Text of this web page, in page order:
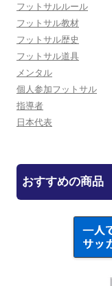
フットサルルール
フットサル教材
フットサル歴史
フットサル道具
メンタル
個人参加フットサル
指導者
日本代表
おすすめの商品